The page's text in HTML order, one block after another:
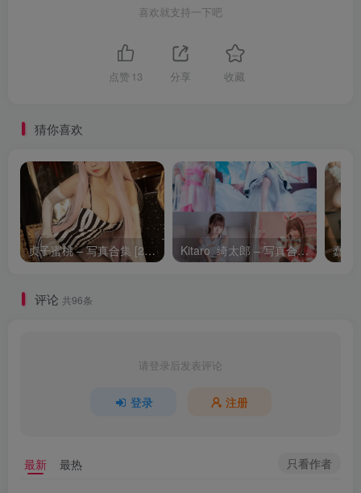
喜欢就支持一下吧
点赞 13 分享 收藏
猜你喜欢
贞子蜜桃 – 写真合集 [26套] [持续更新] Kitaro_绮太郎 – 写真合集 [127套] [持续更新]
评论 共96条
请登录后发表评论
登录 注册
最新 最热 只看作者